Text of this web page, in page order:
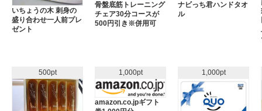
いちょうの木 刺身の
盛り合わせ一人前プレ
ゼント
骨盤底筋トレーニング
チェア30分コースが
500円引き※併用可
ナビっち君ハンドタオ
ル
500pt 1,000pt
amazon.co.jpギフト
1,000pt